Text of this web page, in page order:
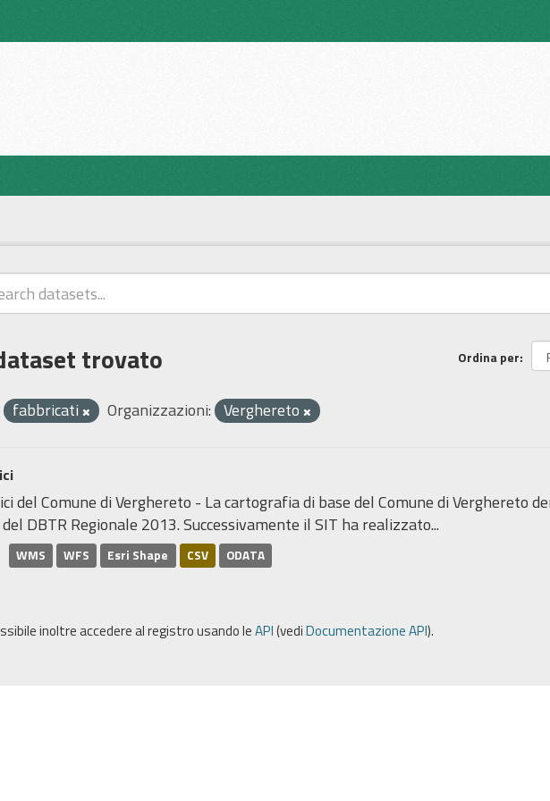
Ordina per
trovato
fabbricati Organizzazioni: Verghereto
del Comune di Verghereto - La cartografia di base del Comune di Verghereto
DBTR Regionale 2013. Successivamente il SIT ha realizzato...
WMS WFS Esri Shape CSV ODATA
inoltre accedere al registro usando leAPI(vediDocumentazione API).